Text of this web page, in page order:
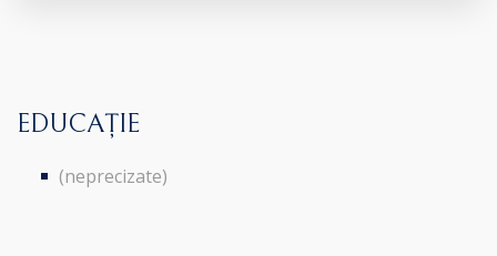
EDUCAȚIE
(neprecizate)